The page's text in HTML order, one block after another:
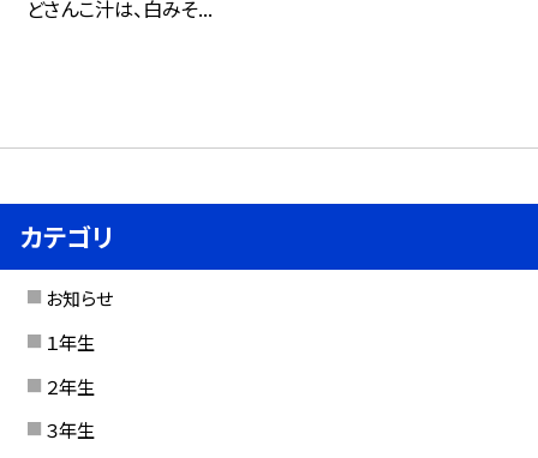
どさんこ汁は、白みそ...
カテゴリ
お知らせ
１年生
２年生
３年生